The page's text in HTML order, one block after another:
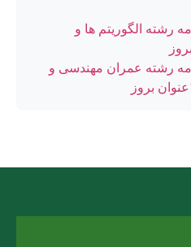
رشته الگوریتم ها و
رشته عمران مهندسی و